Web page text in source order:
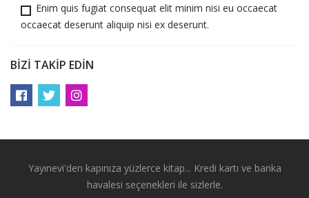
Enim quis fugiat consequat elit minim nisi eu occaecat
occaecat deserunt aliquip nisi ex deserunt.
BIZI TAKIP EDIN
Yayınevi'den kapınıza yüzlerce kitap... Kredi kartı ve banka
havalesi seçenekleri ile sizlerle.